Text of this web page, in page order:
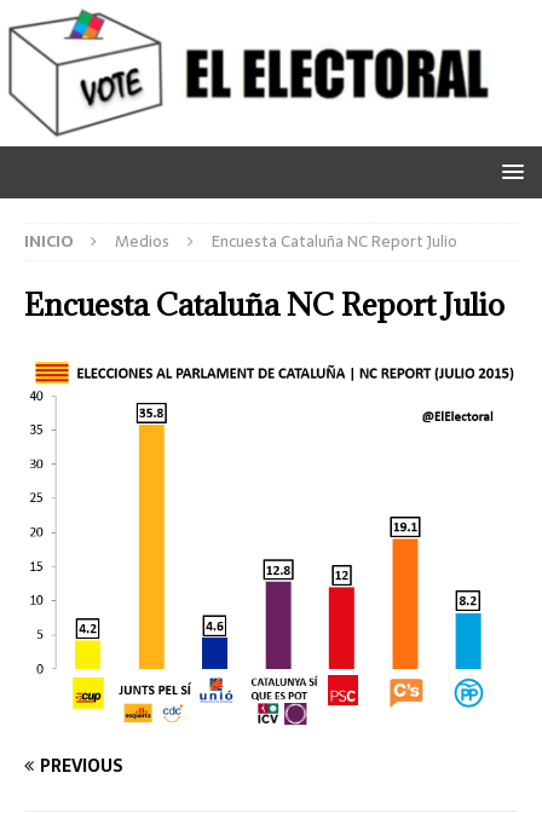
INICIO Medios Encuesta Cataluña NC Report Julio
Encuesta Cataluña NC Report Julio
PREVIOUS